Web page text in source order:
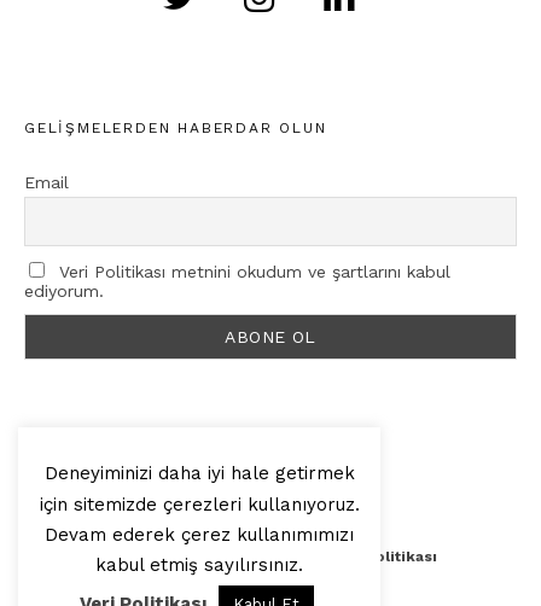
GELIŞMELERDEN HABERDAR OLUN
Email
Veri Politikası metnini okudum ve şartlarını kabul
ediyorum.
© 2025, Artilop
Künye Yazar Başvurusu Veri Politikası
Deneyiminizi daha iyi hale getirmek
için sitemizde çerezleri kullanıyoruz.
Devam ederek çerez kullanımımızı
kabul etmiş sayılırsınız.